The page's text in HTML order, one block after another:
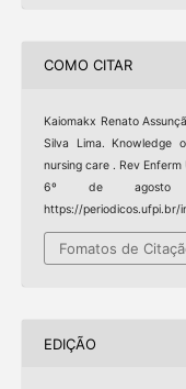
COMO CITAR
Kaiomakx Renato
Silva Lima. Knowledge
nursing care . Rev
6º de agosto
https://periodicos.ufpi.br/
Fomatos de
EDIÇÃO